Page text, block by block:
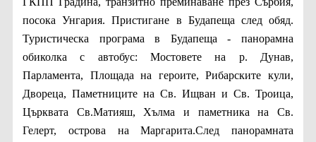
посока Унгария. Пристигане в Будапеща след обяд.
Туристическа програма в Будапеща - панорамна
обиколка с автобус: Мостовете на р. Дунав,
Парламента, Площада на героите, Рибарските кули,
Двореца, Паметниците на Св. Ищван и Св. Троица,
Църквата Св.Матияш, Хълма и паметника на Св.
Гелерт, острова на Маргарита.След панорамната